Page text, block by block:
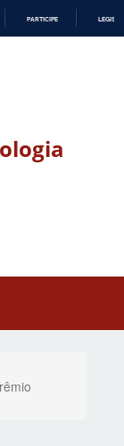
PARTICIPE